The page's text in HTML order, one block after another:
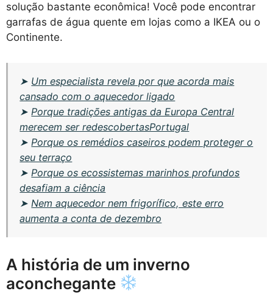
solução bastante econômica! Você pode encontrar
garrafas de água quente em lojas como a IKEA ou o
Continente.
➤ Um especialista revela por que acorda mais
cansado com o aquecedor ligado
➤ Porque tradições antigas da Europa Central
merecem ser redescobertasPortugal
➤ Porque os remédios caseiros podem proteger o
seu terraço
➤ Porque os ecossistemas marinhos profundos
desafiam a ciência
➤ Nem aquecedor nem frigorífico, este erro
aumenta a conta de dezembro
A história de um inverno
aconchegante